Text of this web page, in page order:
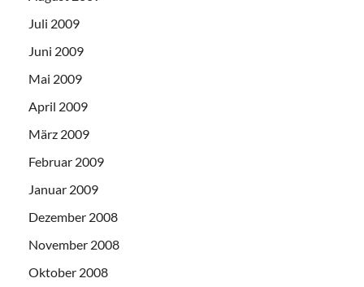
Juli 2009
Juni 2009
Mai 2009
April 2009
März 2009
Februar 2009
Januar 2009
Dezember 2008
November 2008
Oktober 2008